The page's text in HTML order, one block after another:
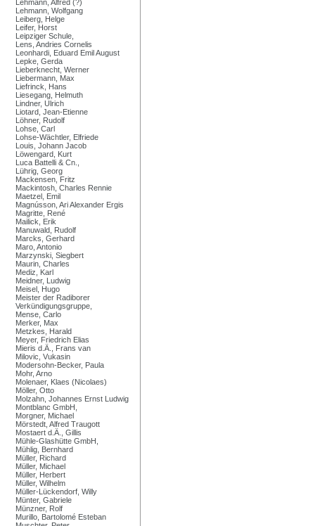
Lehmann, Alfred (?)
Lehmann, Wolfgang
Leiberg, Helge
Leifer, Horst
Leipziger Schule,
Lens, Andries Cornelis
Leonhardi, Eduard Emil August
Lepke, Gerda
Lieberknecht, Werner
Liebermann, Max
Liefrinck, Hans
Liesegang, Helmuth
Lindner, Ulrich
Liotard, Jean-Etienne
Löhner, Rudolf
Lohse, Carl
Lohse-Wächtler, Elfriede
Louis, Johann Jacob
Löwengard, Kurt
Luca Battelli & Cn.,
Lührig, Georg
Mackensen, Fritz
Mackintosh, Charles Rennie
Maetzel, Emil
Magnússon, Ari Alexander Ergis
Magritte, René
Mailick, Erik
Manuwald, Rudolf
Marcks, Gerhard
Maro, Antonio
Marzynski, Siegbert
Maurin, Charles
Mediz, Karl
Meidner, Ludwig
Meisel, Hugo
Meister der Radiborer
Verkündigungsgruppe,
Mense, Carlo
Merker, Max
Metzkes, Harald
Meyer, Friedrich Elias
Mieris d.Ä., Frans van
Milovic, Vukasin
Modersohn-Becker, Paula
Mohr, Arno
Molenaer, Klaes (Nicolaes)
Möller, Otto
Molzahn, Johannes Ernst Ludwig
Montblanc GmbH,
Morgner, Michael
Mörstedt, Alfred Traugott
Mostaert d.Ä., Gillis
Mühle-Glashütte GmbH,
Mühlig, Bernhard
Müller, Richard
Müller, Michael
Müller, Herbert
Müller, Wilhelm
Müller-Lückendorf, Willy
Münter, Gabriele
Münzner, Rolf
Murillo, Bartolomé Esteban